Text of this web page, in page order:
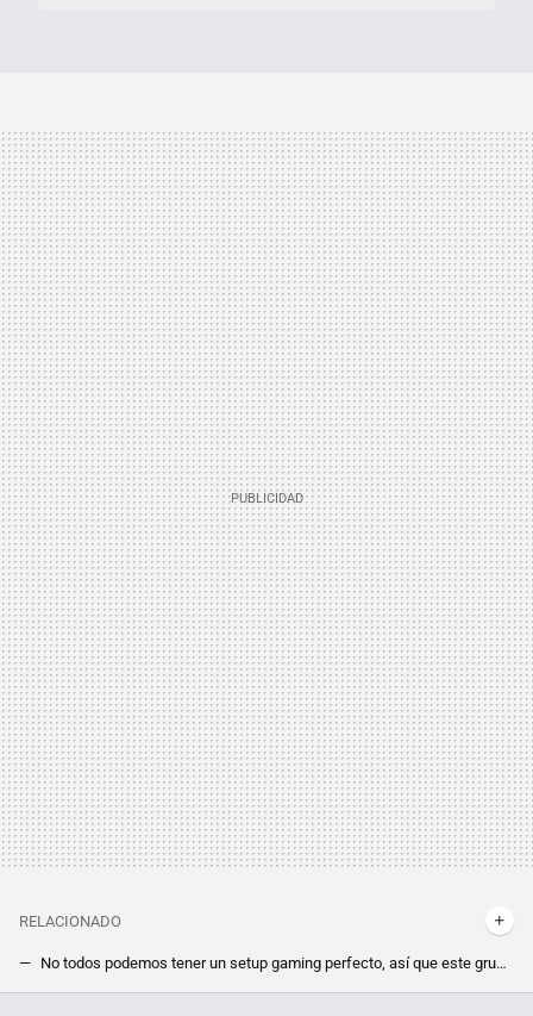
RELACIONADO
No todos podemos tener un setup gaming perfecto, así que este grupo de jugadores se dedica a reivindicar los equipos más estrafalarios que puedas imaginar